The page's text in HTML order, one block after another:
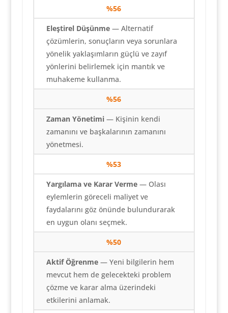
%56
Eleştirel Düşünme— Alternatif
çözümlerin, sonuçların veya sorunlara
yönelik yaklaşımların güçlü ve zayıf
yönlerini belirlemek için mantık ve
muhakeme kullanma.
%56
Zaman Yönetimi— Kişinin kendi
zamanını ve başkalarının zamanını
yönetmesi.
%53
Yargılama ve Karar Verme— Olası
eylemlerin göreceli maliyet ve
faydalarını göz önünde bulundurarak
en uygun olanı seçmek.
%50
Aktif Öğrenme— Yeni bilgilerin hem
mevcut hem de gelecekteki problem
çözme ve karar alma üzerindeki
etkilerini anlamak.